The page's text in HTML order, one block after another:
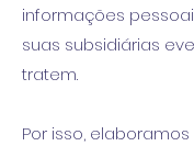
informações
suas subsidiárias
tratem.
Por isso,